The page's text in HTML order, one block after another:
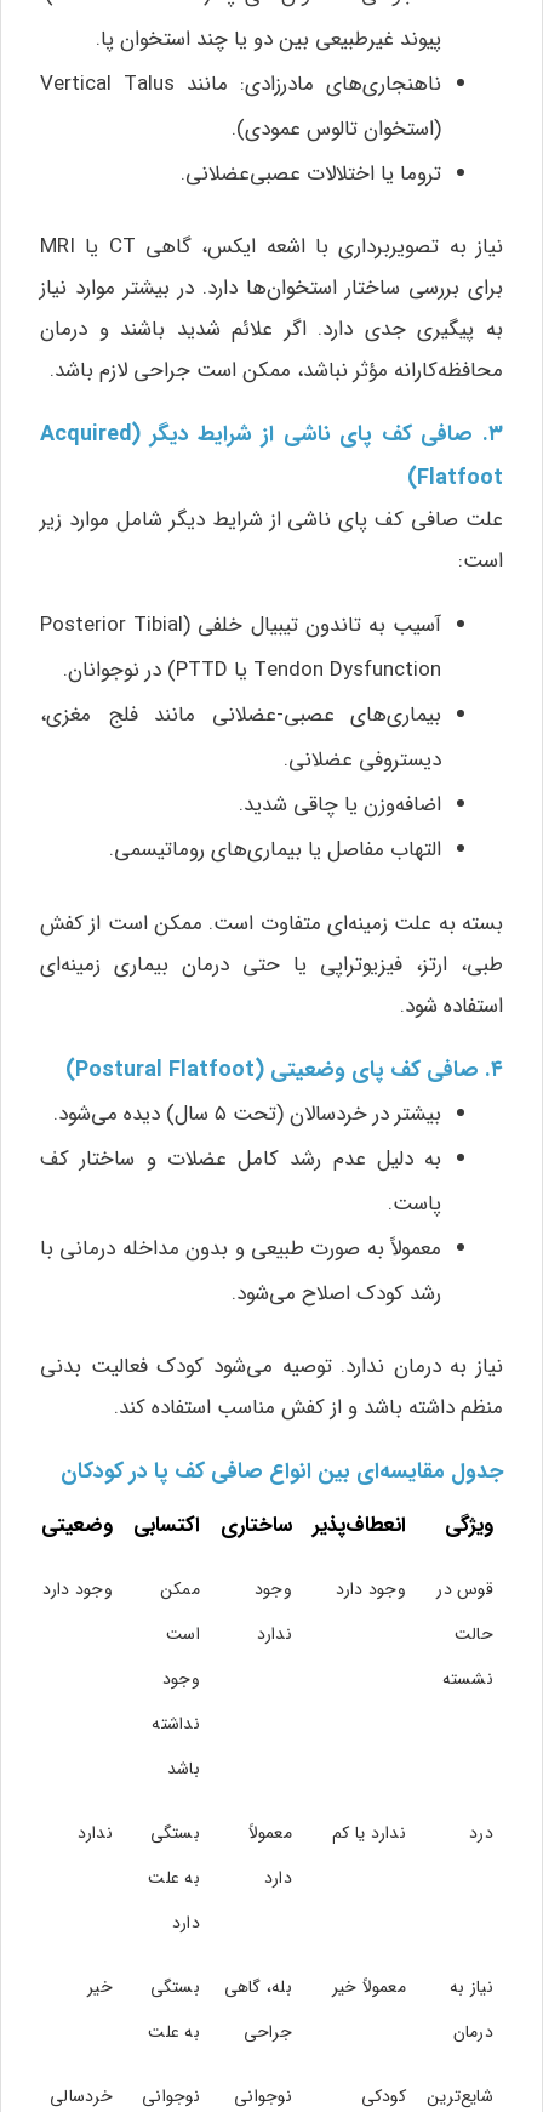
پیوند غیرطبیعی بین دو یا چند استخوان پا.
ناهنجاری‌های مادرزادی: مانند Vertical Talus
(استخوان تالوس عمودی).
تروما یا اختلالات عصبی‌عضلانی.
نیاز به تصویربرداری با اشعه ایکس، گاهی CT یا MRI
برای بررسی ساختار استخوان‌ها دارد. در بیشتر موارد نیاز
به پیگیری جدی دارد. اگر علائم شدید باشند و درمان
محافظه‌کارانه مؤثر نباشد، ممکن است جراحی لازم باشد.
۳. صافی کف پای ناشی از شرایط دیگر (Acquired
Flatfoot)
علت صافی کف پای ناشی از شرایط دیگر شامل موارد زیر
است:
آسیب به تاندون تیبیال خلفی (Posterior Tibial
Tendon Dysfunction یا PTTD) در نوجوانان.
بیماری‌های عصبی-عضلانی مانند فلج مغزی،
دیستروفی عضلانی.
اضافه‌وزن یا چاقی شدید.
التهاب مفاصل یا بیماری‌های روماتیسمی.
بسته به علت زمینه‌ای متفاوت است. ممکن است از کفش
طبی، ارتز، فیزیوتراپی یا حتی درمان بیماری زمینه‌ای
استفاده شود.
۴. صافی کف پای وضعیتی (Postural Flatfoot)
بیشتر در خردسالان (تحت ۵ سال) دیده می‌شود.
به دلیل عدم رشد کامل عضلات و ساختار کف
پاست.
معمولاً به صورت طبیعی و بدون مداخله درمانی با
رشد کودک اصلاح می‌شود.
نیاز به درمان ندارد. توصیه می‌شود کودک فعالیت بدنی
منظم داشته باشد و از کفش مناسب استفاده کند.
جدول مقایسه‌ای بین انواع صافی کف پا در کودکان
ویژگی انعطاف‌پذیر ساختاری اکتسابی وضعیتی
قوس در
حالت
نشسته
وجود دارد
وجود
ندارد
ممکن
است
وجود
نداشته
باشد
وجود دارد
درد ندارد یا کم
معمولاً
دارد
بستگی
به علت
دارد
ندارد
نیاز به
درمان
معمولاً خیر
بله، گاهی
جراحی
بستگی
به علت
خیر
شایع‌ترین
کودکی نوجوانی
نوجوانی
خردسالی